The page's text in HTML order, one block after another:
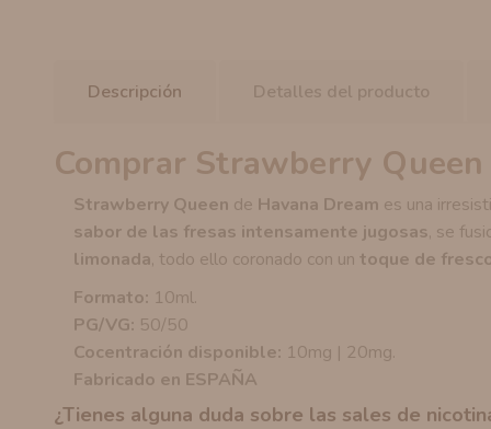
Descripción Detalles del producto
Comprar Strawberry
Strawberry Queen de Havana Dream es una
sabor de las fresas intensamente jugosas, se
limonada, todo ello coronado con un toque de
Formato: 10ml.
PG/VG: 50/50
Cocentración disponible: 10mg | 20mg.
Fabricado en ESPAÑA
¿Tienes alguna duda sobre las sales de